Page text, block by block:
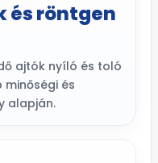
és röntgen
ajtók nyíló és toló
és
alapján.